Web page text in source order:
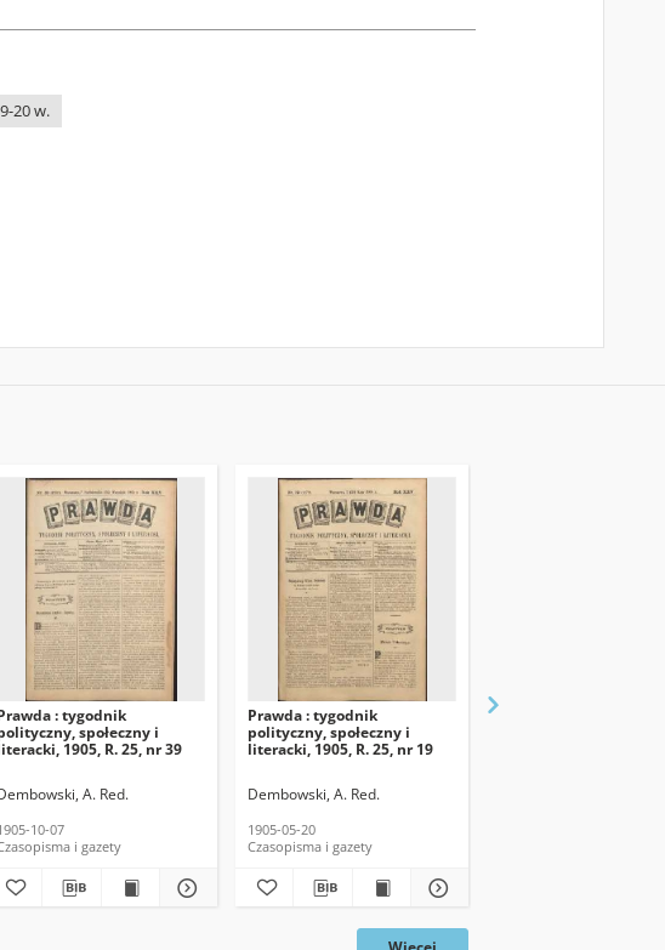
20 w.
: tygodnik
społeczny i
1905, R. 25, nr 39
A. Red.
10-07
i gazety
Prawda : tygodnik
polityczny, społeczny i
literacki, 1905, R. 25, nr 19
Dembowski, A. Red.
1905-05-20
Czasopisma i gazety